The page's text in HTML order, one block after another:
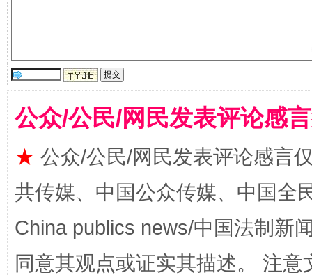
全民健身五年计划来了！等你上场
公众/公民/网民发表评论感
★ 公众/公民/网民发表评论感言
共传媒、中国公众传媒、中国全
China publics news/中国法制新
同意其观点或证实其描述。 注